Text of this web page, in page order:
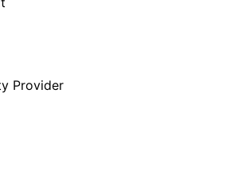
Most Trusted Liquidity Provider